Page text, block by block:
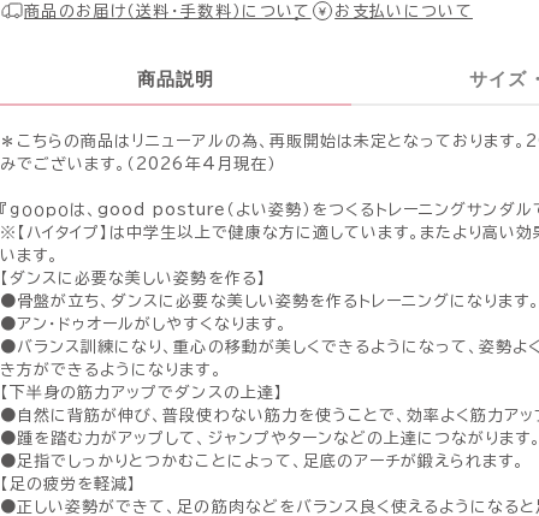
商品のお届け（送料・手数料）について お支払いについて
商品説明 サイズ
＊こちらの商品はリニューアルの為、再販開始は未定となっております
みでございます。（2026年4月現在）
『ｇｏｏｐｏは、good posture（よい姿勢）をつくるトレーニングサンダル
※【ハイタイプ】は中学生以上で健康な方に適しています。またより高い
います。
【ダンスに必要な美しい姿勢を作る】
●骨盤が立ち、ダンスに必要な美しい姿勢を作るトレーニングになります
●アン・ドゥオールがしやすくなります。
●バランス訓練になり、重心の移動が美しくできるようになって、姿勢よ
き方ができるようになります。
【下半身の筋力アップでダンスの上達】
●自然に背筋が伸び、普段使わない筋力を使うことで、効率よく筋力アッ
●踵を踏む力がアップして、ジャンプやターンなどの上達につながります
●足指でしっかりとつかむことによって、足底のアーチが鍛えられます。
【足の疲労を軽減】
●正しい姿勢ができて、足の筋肉などをバランス良く使えるようになる